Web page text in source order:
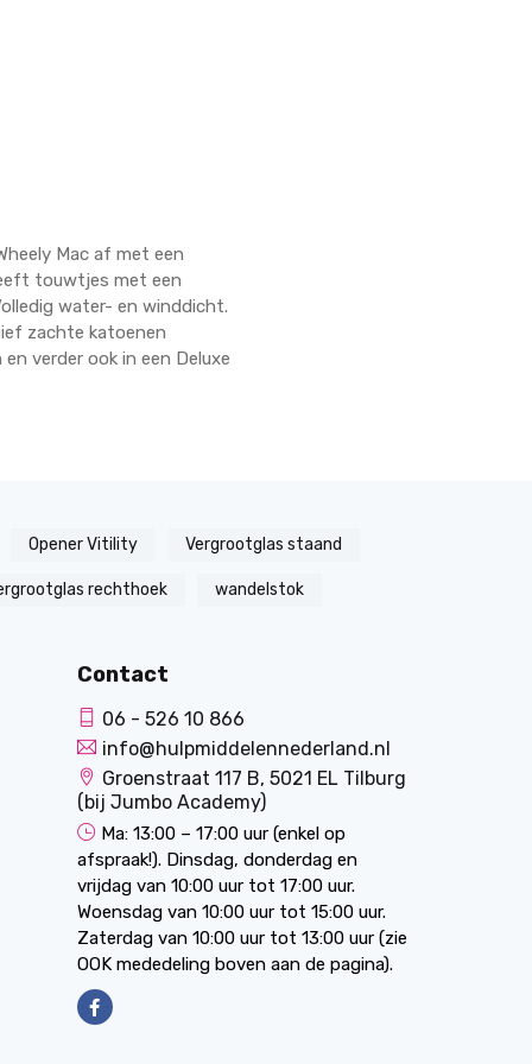
Mac af met een
touwtjes met een
water- en winddicht.
zachte katoenen
verder ook in een Deluxe
Opener Vitility Vergrootglas staand
rechthoek wandelstok
Contact
06 - 526 10 866
info@hulpmiddelennederland.nl
Groenstraat 117 B, 5021 EL Tilburg
(bij Jumbo Academy)
Ma: 13:00 – 17:00 uur (enkel op
afspraak!). Dinsdag, donderdag en
vrijdag van 10:00 uur tot 17:00 uur.
Woensdag van 10:00 uur tot 15:00 uur.
Zaterdag van 10:00 uur tot 13:00 uur (zie
OOK mededeling boven aan de pagina).